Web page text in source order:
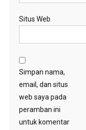
Situs Web
Simpan nama,
email, dan situs
web saya pada
peramban ini
untuk komentar